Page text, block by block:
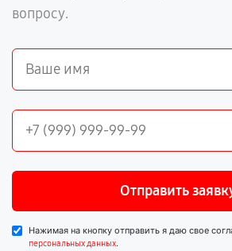
вопросу.
Отправить
Нажимая на кнопку отправить я даю свое
персональных данных.